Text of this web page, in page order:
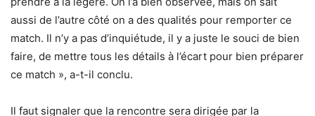
aussi de l’autre côté on a des qualités pour remporter ce
match. Il n’y a pas d’inquiétude, il y a juste le souci de bien
faire, de mettre tous les détails à l’écart pour bien préparer
ce match », a-t-il conclu.
Il faut signaler que la rencontre sera dirigée par la